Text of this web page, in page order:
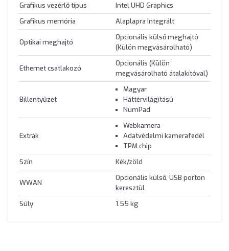
Grafikus vezérlő típus
Intel UHD Graphics
Grafikus memória
Alaplapra Integrált
Optikai meghajtó
Opcionális külső meghajtó
(Külön megvásárolható)
Ethernet csatlakozó
Opcionális (Külön
megvásárolható átalakítóval)
Billentyűzet
Magyar
Háttérvilágítású
NumPad
Extrák
Webkamera
Adatvédelmi kamerafedél
TPM chip
Szín
Kék/zöld
WWAN
Opcionális külső, USB porton
keresztül
Súly
1.55 kg